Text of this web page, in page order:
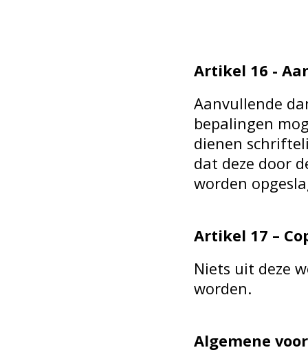
Artikel 16 -
Aanvullende
bepalingen
dienen
dat deze door
worden
Artikel 17 –
Niets uit deze
worden.
Algemene